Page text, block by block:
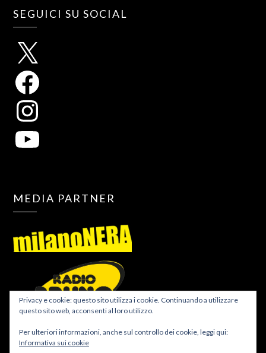
SEGUICI SU SOCIAL
MEDIA PARTNER
Privacy e cookie: questo sito utilizza i cookie. Continuando a utilizzare
questo sito web, acconsenti al loro utilizzo.
Per ulteriori informazioni, anche sul controllo dei cookie, leggi qui:
Informativa sui cookie